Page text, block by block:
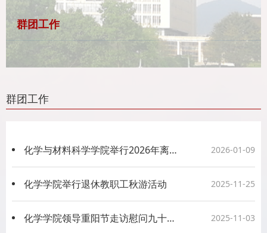
群团工作
群团工作
化学与材料科学学院举行2026年离退休老同志新春座谈会 2026-01-09
化学学院举行退休教职工秋游活动 2025-11-25
化学学院领导重阳节走访慰问九十岁以上退休老教师 2025-11-03